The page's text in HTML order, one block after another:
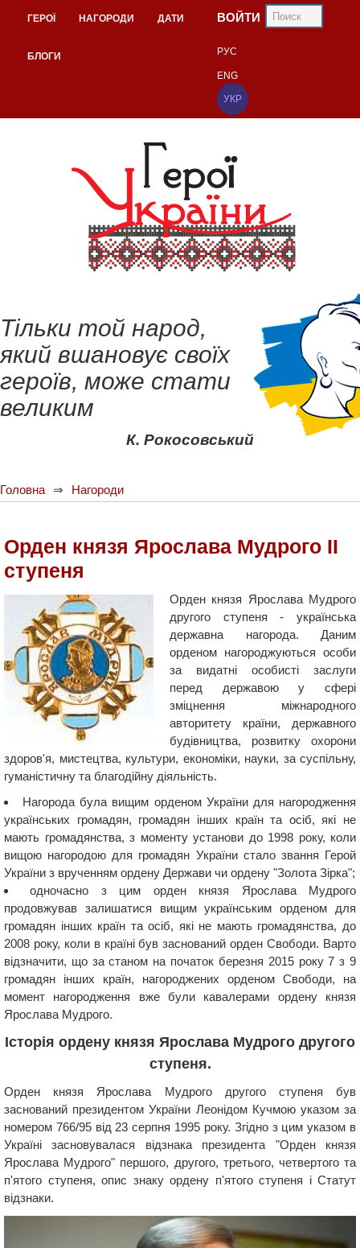
ГЕРОЇ НАГОРОДИ ДАТИ
БЛОГИ
ВОЙТИ
РУС
ENG
УКР
Тільки той народ,
який вшановує своїх
героїв, може стати
великим
К. Рокосовський
Головна Нагороди
Орден князя Ярослава Мудрого ІІ
ступеня
Орден князя Ярослава Мудрого
другого ступеня - українська
державна нагорода. Даним
орденом нагороджуються особи
за видатні особисті заслуги
перед державою у сфері
зміцнення міжнародного
авторитету країни, державного
будівництва, розвитку охорони
здоров'я, мистецтва, культури, економіки, науки, за суспільну,
гуманістичну та благодійну діяльність.
Нагорода була вищим орденом України для нагородження
українських громадян, громадян інших країн та осіб, які не
мають громадянства, з моменту установи до 1998 року, коли
вищою нагородою для громадян України стало звання Герой
України з врученням ордену Держави чи ордену "Золота Зірка";
одночасно з цим орден князя Ярослава Мудрого
продовжував залишатися вищим українським орденом для
громадян інших країн та осіб, які не мають громадянства, до
2008 року, коли в країні був заснований орден Свободи. Варто
відзначити, що за станом на початок березня 2015 року 7 з 9
громадян інших країн, нагороджених орденом Свободи, на
момент нагородження вже були кавалерами ордену князя
Ярослава Мудрого.
Історія ордену князя Ярослава Мудрого другого
ступеня.
Орден князя Ярослава Мудрого другого ступеня був
заснований президентом України Леонідом Кучмою указом за
номером 766/95 від 23 серпня 1995 року. Згідно з цим указом в
Україні засновувалася відзнака президента "Орден князя
Ярослава Мудрого" першого, другого, третього, четвертого та
п'ятого ступеня, опис знаку ордену п'ятого ступеня і Статут
відзнаки.